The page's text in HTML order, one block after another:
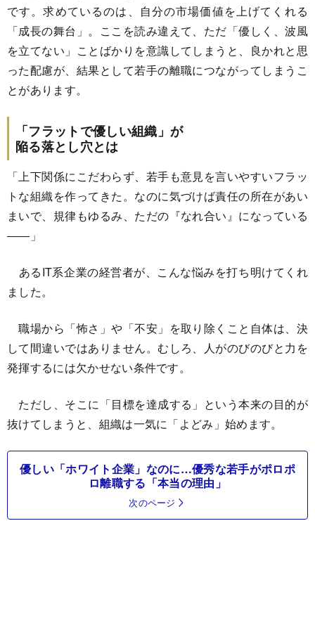
です。求めているのは、自分の市場価値を上げてくれる
「成長の舞台」。ここを読み違えて、ただ「優しく、波風
を立てない」ことばかりを意識してしまうと、良かれと思
った配慮が、結果として若手の離職につながってしまうこ
とがあります。
「フラットで優しい組織」が
陥る落とし穴とは
「上下関係にこだわらず、若手も意見を言いやすいフラッ
トな組織を作ってきた。なのに気づけば責任の所在があい
まいで、規律もゆるみ、ただの『なれ合い』になっている
――」
あるIT系企業の経営者が、こんな悩みを打ち明けてくれ
ました。
職場から「怖さ」や「不安」を取り除くこと自体は、決
して間違いではありません。むしろ、人がのびのびと力を
発揮するには欠かせない条件です。
ただし、そこに「目標を達成する」という本来の目的が
抜けてしまうと、組織は一気に「よどみ」始めます。
優しい「ホワイト企業」なのに…優秀な若手がポロポ
ロ離職する「本当の理由」
次のページ